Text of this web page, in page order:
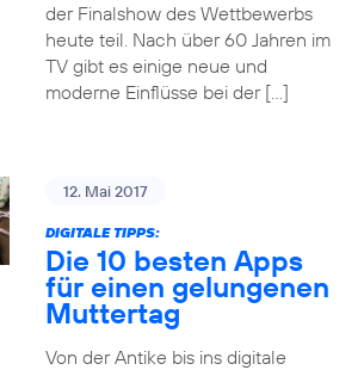
der Finalshow des Wettbewerbs
heute teil. Nach über 60 Jahren im
TV gibt es einige neue und
moderne Einflüsse bei der […]
12. Mai 2017
DIGITALE TIPPS:
Die 10 besten Apps
für einen gelungenen
Muttertag
Von der Antike bis ins digitale